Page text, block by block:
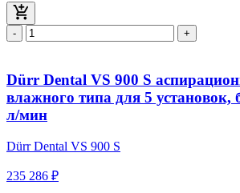
- +
Dürr Dental VS 900 S
влажного типа для 5 установок,
л/мин
Dürr Dental VS 900 S
235 286 ₽